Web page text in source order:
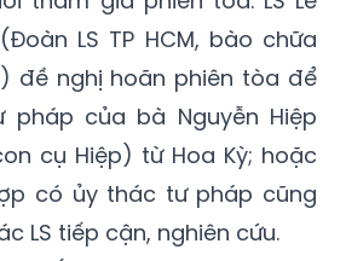
tòa.
ký báo cáo, HĐXX hỏi ý kiến
tham gia phiên tòa. LS Lê
LS TP HCM, bào chữa
đề nghị hoãn phiên tòa để
của bà Nguyễn Hiệp
cụ Hiệp) từ Hoa Kỳ; hoặc